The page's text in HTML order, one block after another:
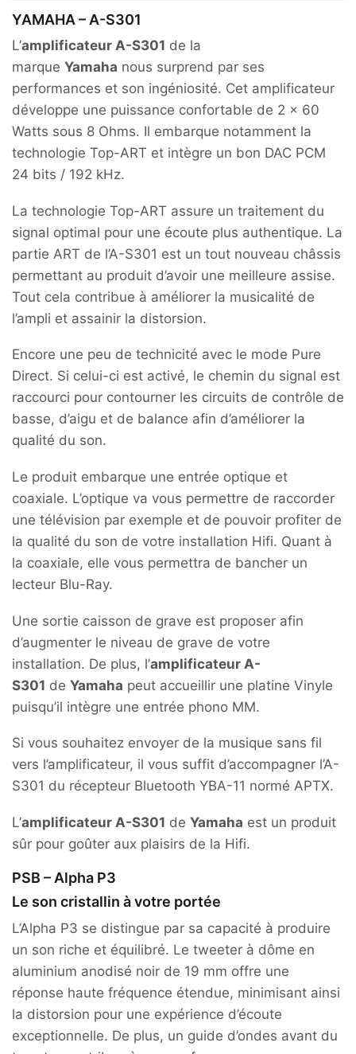
Alpha
P3
YAMAHA – A-S301
L’amplificateur A-S301 de la
marque Yamaha nous surprend par ses
performances et son ingéniosité. Cet amplificateur
développe une puissance confortable de 2 x 60
Watts sous 8 Ohms. Il embarque notamment la
technologie Top-ART et intègre un bon DAC PCM
24 bits / 192 kHz.
La technologie Top-ART assure un traitement du
signal optimal pour une écoute plus authentique. La
partie ART de l’A-S301 est un tout nouveau châssis
permettant au produit d’avoir une meilleure assise.
Tout cela contribue à améliorer la musicalité de
l’ampli et assainir la distorsion.
Encore une peu de technicité avec le mode Pure
Direct. Si celui-ci est activé, le chemin du signal est
raccourci pour contourner les circuits de contrôle de
basse, d’aigu et de balance afin d’améliorer la
qualité du son.
Le produit embarque une entrée optique et
coaxiale. L’optique va vous permettre de raccorder
une télévision par exemple et de pouvoir profiter de
la qualité du son de votre installation Hifi. Quant à
la coaxiale, elle vous permettra de bancher un
lecteur Blu-Ray.
Une sortie caisson de grave est proposer afin
d’augmenter le niveau de grave de votre
installation. De plus, l’amplificateur A-
S301 de Yamaha peut accueillir une platine Vinyle
puisqu’il intègre une entrée phono MM.
Si vous souhaitez envoyer de la musique sans fil
vers l’amplificateur, il vous suffit d’accompagner l’A-
S301 du récepteur Bluetooth YBA-11 normé APTX.
L’amplificateur A-S301 de Yamaha est un produit
sûr pour goûter aux plaisirs de la Hifi.
PSB – Alpha P3
Le son cristallin à votre portée
L’Alpha P3 se distingue par sa capacité à produire
un son riche et équilibré. Le tweeter à dôme en
aluminium anodisé noir de 19 mm offre une
réponse haute fréquence étendue, minimisant ainsi
la distorsion pour une expérience d’écoute
exceptionnelle. De plus, un guide d’ondes avant du